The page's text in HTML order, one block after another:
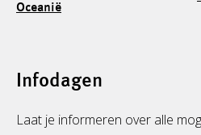
Oceanië
Infodagen
Laat je informeren over alle